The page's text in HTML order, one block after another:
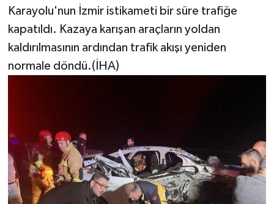
Karayolu'nun İzmir istikameti bir süre trafiğe
kapatıldı. Kazaya karışan araçların yoldan
kaldırılmasının ardından trafik akışı yeniden
normale döndü.(İHA)